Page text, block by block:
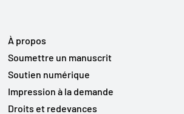
À propos
Soumettre un manuscrit
Soutien numérique
Impression à la demande
Droits et redevances